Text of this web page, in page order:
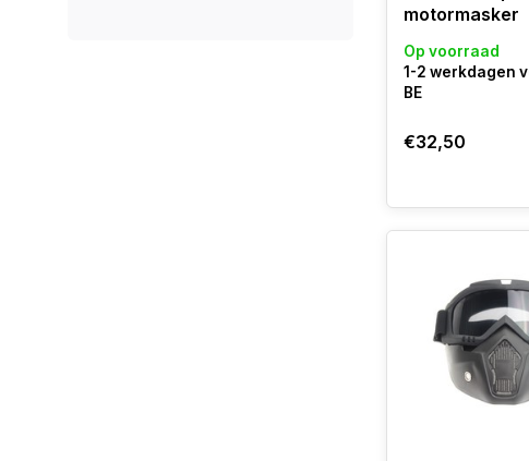
motormasker
Op voorraad
1-2 werkdagen
BE
€32,50